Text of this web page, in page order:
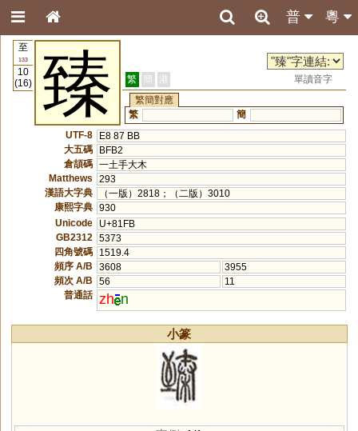
粵
普
至
133
10
(16)
臻 繁 簡 港
單讀音字
繁簡對應
繁
簡
UTF-8
E8 87 BB
大五碼
BFB2
倉頡碼 一土手大木
Matthews
293
漢語大字典
（一版）2818；（二版）3010
康熙字典 930
Unicode
U+81FB
GB2312
5373
四角號碼
1519.4
頻序 A/B
3608
3955
頻次 A/B
56
11
普通話 zh n
小篆